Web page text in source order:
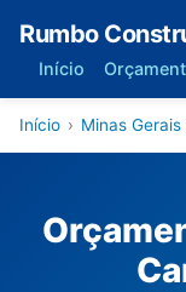
Rumbo
Início
Início › Minas Gerais